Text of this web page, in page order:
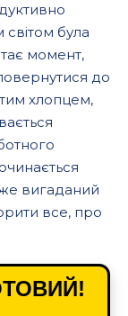
була
момент,
до
хлопцем,
вигаданий
все, про